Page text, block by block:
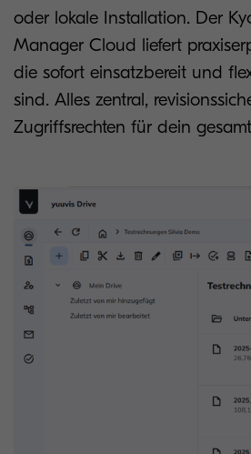
oder lokale Installation. Der
Manager Cloud liefert
die sofort einsatzbereit und
sind. Alles zentral,
Zugriffsrechten für dein